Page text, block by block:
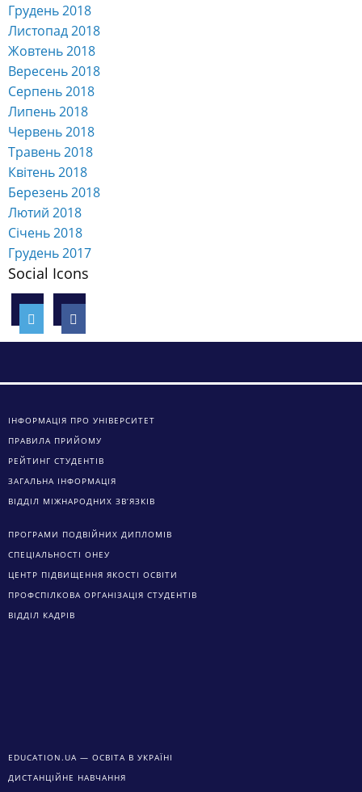
Грудень 2018
Листопад 2018
Жовтень 2018
Вересень 2018
Серпень 2018
Липень 2018
Червень 2018
Травень 2018
Квітень 2018
Березень 2018
Лютий 2018
Січень 2018
Грудень 2017
Social Icons
ІНФОРМАЦІЯ ПРО УНІВЕРСИТЕТ
ПРАВИЛА ПРИЙОМУ
РЕЙТИНГ СТУДЕНТІВ
ЗАГАЛЬНА ІНФОРМАЦІЯ
ВІДДІЛ МІЖНАРОДНИХ ЗВ’ЯЗКІВ
ПРОГРАМИ ПОДВІЙНИХ ДИПЛОМІВ
СПЕЦІАЛЬНОСТІ ОНЕУ
ЦЕНТР ПІДВИЩЕННЯ ЯКОСТІ ОСВІТИ
ПРОФСПІЛКОВА ОРГАНІЗАЦІЯ СТУДЕНТІВ
ВІДДІЛ КАДРІВ
EDUCATION.UA — ОСВІТА В УКРАЇНІ
ДИСТАНЦІЙНЕ НАВЧАННЯ